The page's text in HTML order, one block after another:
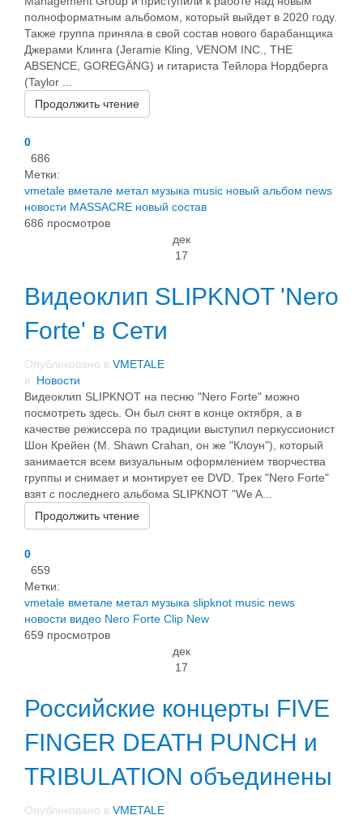
полноформатным альбомом, который выйдет в 2020 году.
Также группа приняла в свой состав нового барабанщика
Джерами Клинга (Jeramie Kling, VENOM INC., THE
ABSENCE, GOREGÄNG) и гитариста Тейлора Нордберга
(Taylor ...
Продолжить чтение
0
686
Метки:
vmetale вметале метал музыка music новый альбом news
новости MASSACRE новый состав
686 просмотров
дек
17
Видеоклип SLIPKNOT 'Nero
Forte' в Сети
Опубликовано в VMETALE
в Новости
Видеоклип SLIPKNOT на песню "Nero Forte" можно
посмотреть здесь. Он был снят в конце октября, а в
качестве режиссера по традиции выступил перкуссионист
Шон Крейен (M. Shawn Crahan, он же "Клоун"), который
занимается всем визуальным оформлением творчества
группы и снимает и монтирует ее DVD. Трек "Nero Forte"
взят с последнего альбома SLIPKNOT "We A...
Продолжить чтение
0
659
Метки:
vmetale вметале метал музыка slipknot music news
новости видео Nero Forte Clip New
659 просмотров
дек
17
Российские концерты FIVE
FINGER DEATH PUNCH и
TRIBULATION объединены
Опубликовано в VMETALE